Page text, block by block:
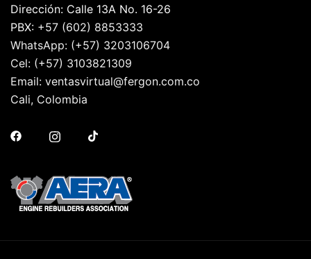
Dirección: Calle 13A No. 16-26
PBX: +57 (602) 8853333
WhatsApp: (+57) 3203106704
Cel: (+57) 3103821309
Email: ventasvirtual@fergon.com.co
Cali, Colombia